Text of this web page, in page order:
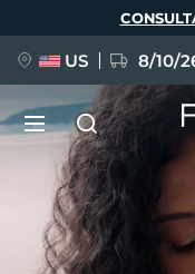
principal
US 8/10/
NOVIDADE
BREAKING NEWS
Idioma